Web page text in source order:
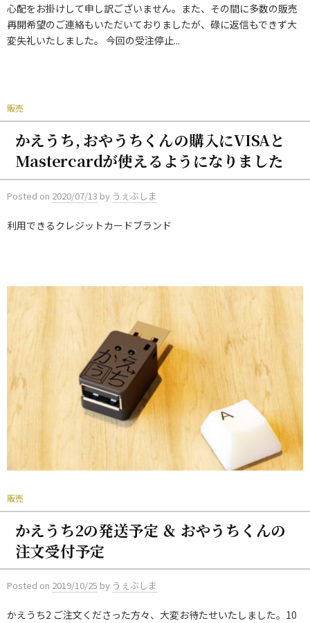
心配をお掛けして申し訳ございません。また、その間に多数の販売
再開希望のご連絡もいただいておりましたが、碌に返信もできず大
変失礼いたしました。 今回の受注停止...
販売
かえうち, おやうちくんの購入にVISAと
Mastercardが使えるようになりました
Posted on 2020/07/13 by うぇぶしま
利用できるクレジットカードブランド
販売
かえうち2の発送予定 ＆ おやうちくんの
注文受付予定
Posted on 2019/10/25 by うぇぶしま
かえうち2 ご注文くださった方々、大変お待たせいたしました。10